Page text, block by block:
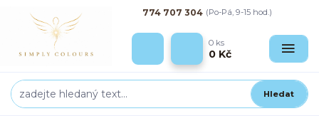
Hledat
774 707 304 (Po-Pá, 9-15 hod.)
0 ks
0 Kč